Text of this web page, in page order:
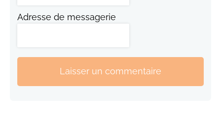
Adresse de messagerie
Laisser un commentaire